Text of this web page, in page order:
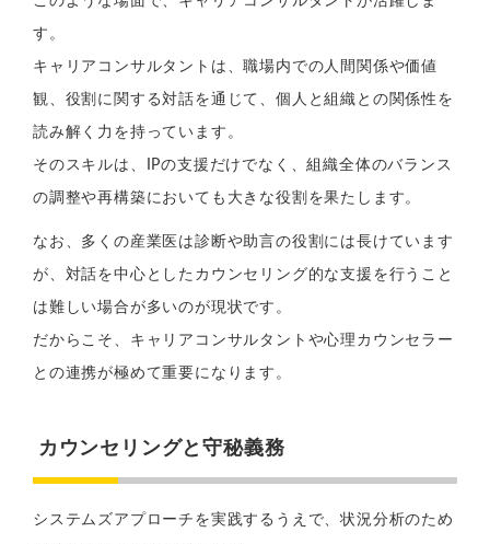
す。
キャリアコンサルタントは、職場内での人間関係や価値
観、役割に関する対話を通じて、個人と組織との関係性を
読み解く力を持っています。
そのスキルは、IPの支援だけでなく、組織全体のバランス
の調整や再構築においても大きな役割を果たします。
なお、多くの産業医は診断や助言の役割には長けています
が、対話を中心としたカウンセリング的な支援を行うこと
は難しい場合が多いのが現状です。
だからこそ、キャリアコンサルタントや心理カウンセラー
との連携が極めて重要になります。
カウンセリングと守秘義務
システムズアプローチを実践するうえで、状況分析のため